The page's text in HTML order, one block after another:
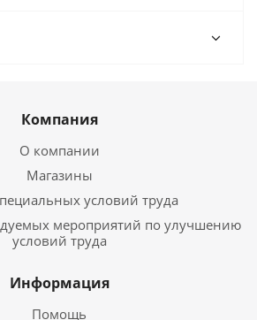
Компания
О компании
Магазины
условий труда
мероприятий по улучшению
условий труда
Информация
Помощь